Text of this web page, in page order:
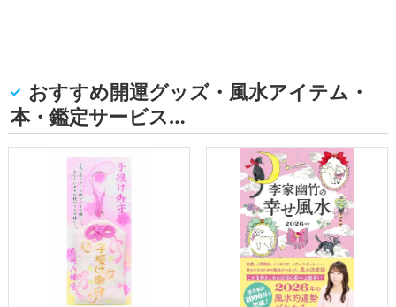
おすすめ開運グッズ・風水アイテム・
本・鑑定サービス…